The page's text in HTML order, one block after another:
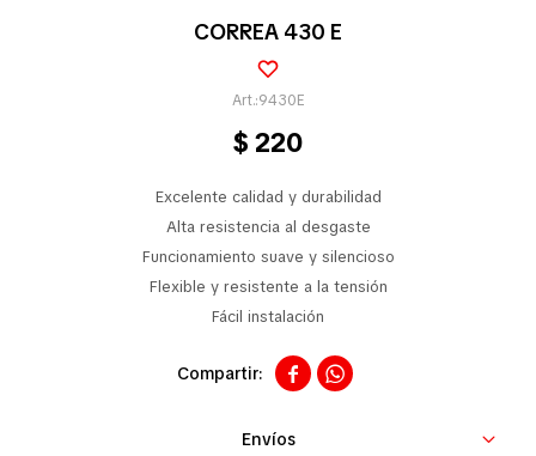
CORREA 430 E
9430E
$ 220
Excelente calidad y durabilidad
Alta resistencia al desgaste
Funcionamiento suave y silencioso
Flexible y resistente a la tensión
Fácil instalación
 
Envíos
Limpieza vehícular